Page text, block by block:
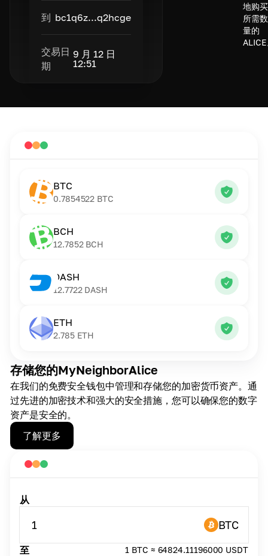
到 bc1q6z...q2hcge
交易日
期
9 月 12 日
12:51
地购买
所需数
量的
存储您的MyNeighborAlice
在我们的免费安全钱包中管理和存储您的加密货币资产。通
过先进的加密技术和强大的安全措施，您可以确保您的数字
资产是安全的。
了解更多
BTC
0.7854522 BTC
BCH
12.7852 BCH
DASH
12.7722 DASH
ETH
2.785 ETH
从
1 BTC
至 1 BTC ≈ 64824.11196000 USDT